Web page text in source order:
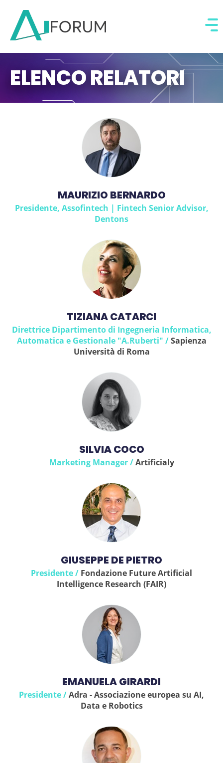
ELENCO RELATORI
MAURIZIO BERNARDO
Presidente, Assofintech | Fintech Senior Advisor,
Dentons
TIZIANA CATARCI
Direttrice Dipartimento di Ingegneria Informatica,
Automatica e Gestionale "A.Ruberti" /Sapienza
Università di Roma
SILVIA COCO
Marketing Manager /Artificialy
GIUSEPPE DE PIETRO
Presidente / Fondazione Future Artificial
Intelligence Research (FAIR)
EMANUELA GIRARDI
Presidente /Adra - Associazione europea su AI,
Data e Robotics